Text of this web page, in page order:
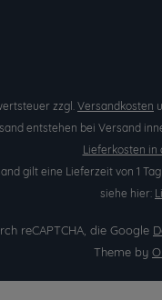
zzgl. Versandkosten
entstehen bei Versand
Lieferkosten in
gilt eine Lieferzeit von 1
siehe hier:
reCAPTCHA, die Google
Theme by